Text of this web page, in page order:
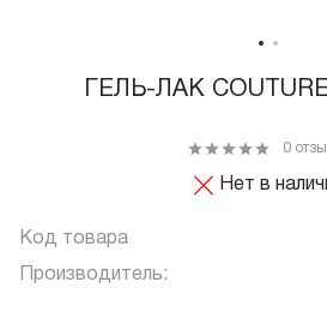
ГЕЛЬ-ЛАК
Нет в
0
Код товара
Производитель: